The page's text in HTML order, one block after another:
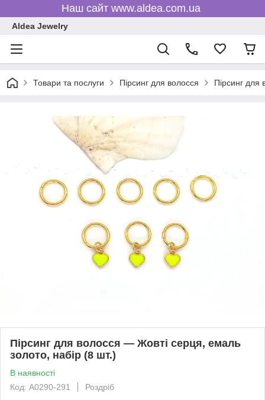
Наш сайт www.aldea.com.ua
Aldea Jewelry
Товари та послуги Пірсинг для волосся Пірсинг для
Пірсинг для волосся — Жовті серця, емаль
золото, набір (8 шт.)
В наявності
Код: A0290-291
Роздріб